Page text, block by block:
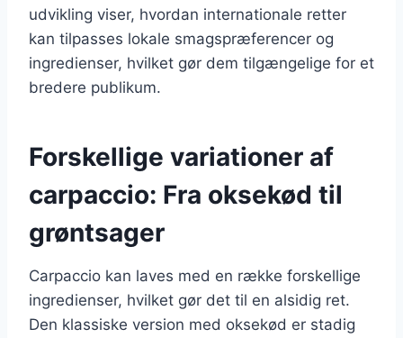
udvikling viser, hvordan internationale retter
kan tilpasses lokale smagspræferencer og
ingredienser, hvilket gør dem tilgængelige for et
bredere publikum.
Forskellige variationer af
carpaccio: Fra oksekød til
grøntsager
Carpaccio kan laves med en række forskellige
ingredienser, hvilket gør det til en alsidig ret.
Den klassiske version med oksekød er stadig